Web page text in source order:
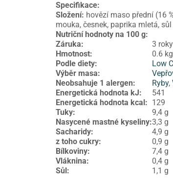
Specifikace:
Složení: hovězí maso přední (16
mouka, česnek, paprika mletá,
Nutriční hodnoty na 100 g:
Záruka:
3 roky
Hmotnost:
0.6 kg
Podle diety:
Low
Výběr masa:
Neobsahuje 1 alergen: Ryby,
Energetická hodnota kJ:
541
Energetická hodnota kcal : 129
Tuky:
9,4 g
Nasycené mastné kyseliny:3,3 g
Sacharidy:
4,9 g
z toho cukry:
0,9 g
Bílkoviny:
7,4 g
Vláknina:
0,4 g
Sůl : 1,1 g